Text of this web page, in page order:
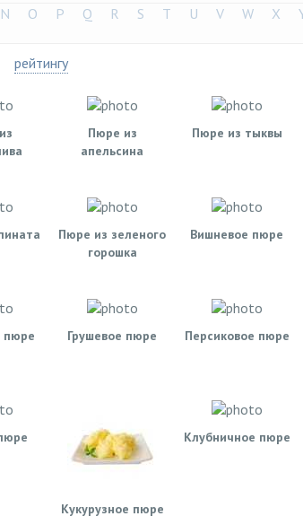
N O P Q R S T U V W X
рейтингу
Пюре из
апельсина
Пюре из тыквы
Пюре из зеленого
горошка
Вишневое пюре
пюре Грушевое пюре Персиковое пюре
Кукурузное пюре
Клубничное пюре